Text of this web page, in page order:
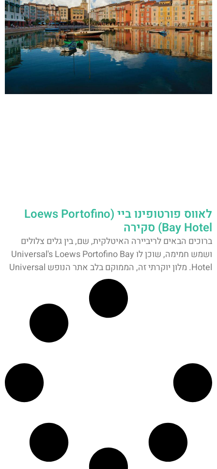
לאווס פורטופינו ביי (Loews Portofino
Bay Hotel) סקירה
ברוכים הבאים לריביירה האיטלקית, שם, בין גלים צלולים
ושמש חמימה, שוכן לו Universal's Loews Portofino Bay
Hotel. מלון יוקרתי זה, הממוקם בלב אתר הנופש Universal